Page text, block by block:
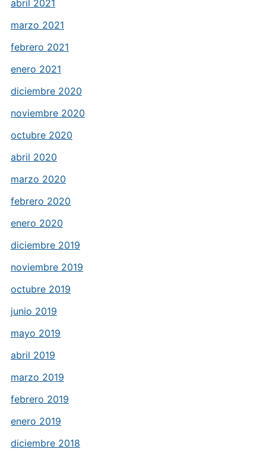
abril 2021
marzo 2021
febrero 2021
enero 2021
diciembre 2020
noviembre 2020
octubre 2020
abril 2020
marzo 2020
febrero 2020
enero 2020
diciembre 2019
noviembre 2019
octubre 2019
junio 2019
mayo 2019
abril 2019
marzo 2019
febrero 2019
enero 2019
diciembre 2018